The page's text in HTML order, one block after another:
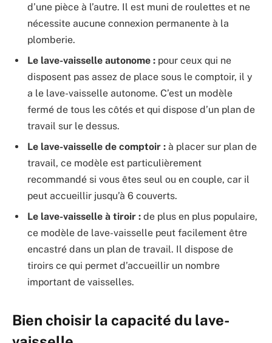
d’une pièce à l’autre. Il est muni de roulettes et ne
nécessite aucune connexion permanente à la
plomberie.
Le lave-vaisselle autonome : pour ceux qui ne
disposent pas assez de place sous le comptoir, il y
a le lave-vaisselle autonome. C’est un modèle
fermé de tous les côtés et qui dispose d’un plan de
travail sur le dessus.
Le lave-vaisselle de comptoir : à placer sur plan de
travail, ce modèle est particulièrement
recommandé si vous êtes seul ou en couple, car il
peut accueillir jusqu’à 6 couverts.
Le lave-vaisselle à tiroir : de plus en plus populaire,
ce modèle de lave-vaisselle peut facilement être
encastré dans un plan de travail. Il dispose de
tiroirs ce qui permet d’accueillir un nombre
important de vaisselles.
Bien choisir la capacité du lave-